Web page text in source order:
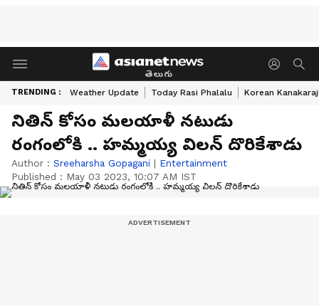
తెలుగు
TRENDING : Weather Update Today Rasi Phalalu Korean
నితిన్ కోసం మలయాళీ నటుడు
రంగంలోకి .. హమ్మయ్య విలన్ దొరికేశాడు
Author : Sreeharsha Gopagani | Entertainment
Published : May 03 2023, 10:07 AM IST